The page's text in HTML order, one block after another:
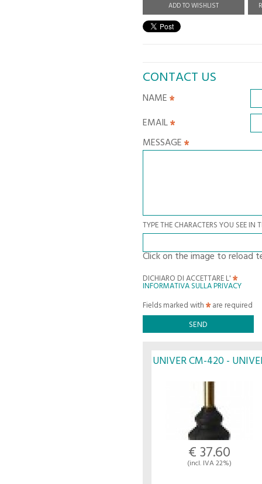
ADD TO WISHLIST
CONTACT US
NAME
EMAIL
MESSAGE
TYPE THE CHARACTERS YOU SEE IN
Click on the image to reload
DICHIARO DI ACCETTARE L'
INFORMATIVA SULLA PRIVACY
Fields marked with
are required
UNIVER CM-420 -
€ 37.60
(incl. IVA 22%)